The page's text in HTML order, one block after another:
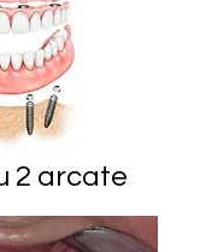
2 arcate